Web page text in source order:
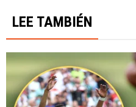
LEE TAMBIÉN